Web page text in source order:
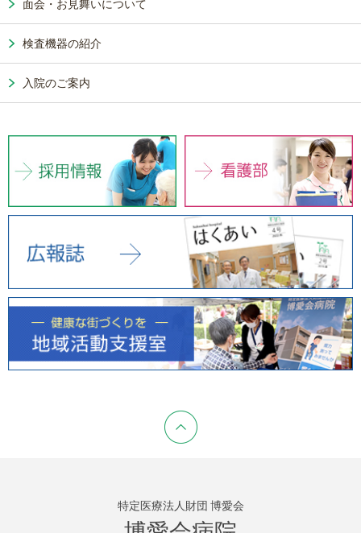
面会・お見舞いについて
検査機器の紹介
入院のご案内
特定医療法人財団 博愛会